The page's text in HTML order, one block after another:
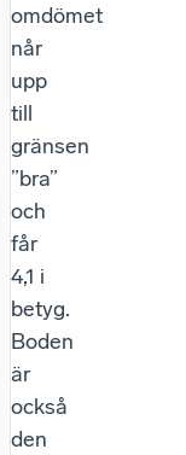
omdömet
når
upp
till
gränsen
”bra”
och
får
4,1 i
betyg.
Boden
är
också
den